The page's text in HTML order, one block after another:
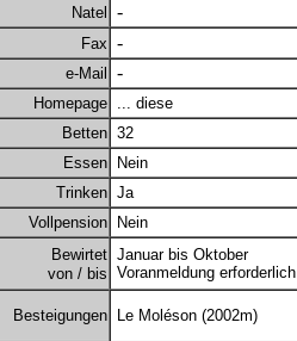
Natel
-
Fax -
e-Mail -
Homepage ... diese
Betten 32
Essen
Nein
Trinken Ja
Vollpension
Nein
Bewirtet
von / bis
Januar bis Oktober
Voranmeldung erforderlich
Besteigungen Le Moléson (2002m)